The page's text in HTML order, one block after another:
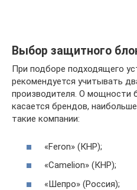
Выбор защитного
При подборе подходящего
рекомендуется учитывать
производителя. О мощности
касается брендов,
такие компании:
«Feron» (КНР);
«Camelion» (КНР);
«Шепро» (Россия);